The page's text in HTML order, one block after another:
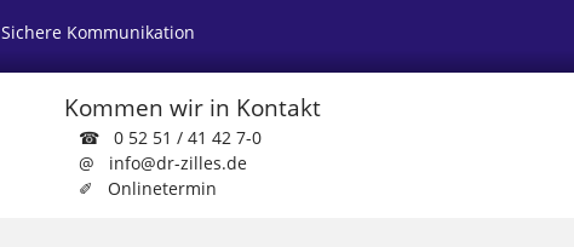
Sichere Kommunikation
Kommen wir in Kontakt
☎ 0 52 51 / 41 42 7-0
@ info@dr-zilles.de
✐ Onlinetermin